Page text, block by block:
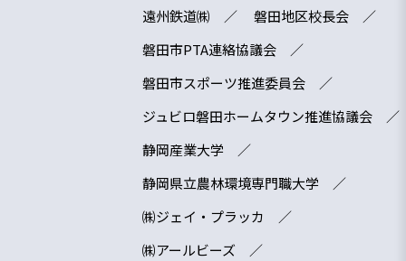
遠州鉄道㈱
磐田地区校長会
磐田市PTA連絡協議会
磐田市スポーツ推進委員会
ジュビロ磐田ホームタウン推進協議会
静岡産業大学
静岡県立農林環境専門職大学
㈱ジェイ・プラッカ
㈱アールビーズ